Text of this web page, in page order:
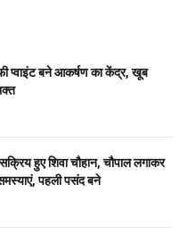
प्वाइंट बने आकर्षण का केंद्र, खूब
सक्रिय हुए शिवा चौहान, चौपाल लगाकर
पहली पसंद बने